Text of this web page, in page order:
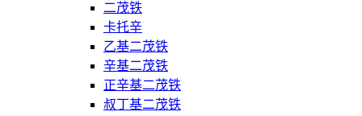
二茂铁
卡托辛
乙基二茂铁
辛基二茂铁
正辛基二茂铁
叔丁基二茂铁